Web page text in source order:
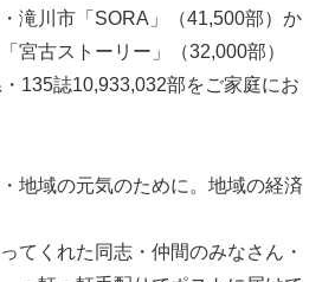
滝川市「SORA」（41,500部）か
宮古ストーリー」（32,000部）
135誌10,933,032部をご家庭にお
地域の元気のために。地域の経済
てくれた同志・仲間のみなさん・